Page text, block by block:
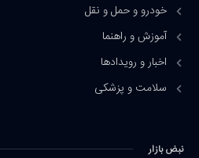
خودرو و حمل و نقل
آموزش و راهنما
اخبار و رویدادها
سلامت و پزشکی
نبض بازار